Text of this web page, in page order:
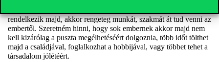
rendelkezik majd, akkor rengeteg munkát, szakmát át tud venni az
embertől. Szeretném hinni, hogy sok embernek akkor majd nem
kell kizárólag a puszta megélhetéséért dolgoznia, több időt tölthet
majd a családjával, foglalkozhat a hobbijával, vagy többet tehet a
társadalom jólétéért.